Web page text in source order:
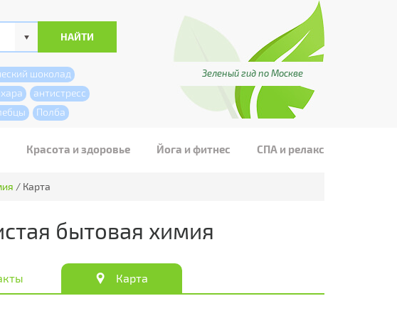
шоколад
антистресс
Полба
Зеленый гид по Москве
Красота и здоровье Йога и фитнес СПА и релакс
/ Карта
бытовая химия
Карта